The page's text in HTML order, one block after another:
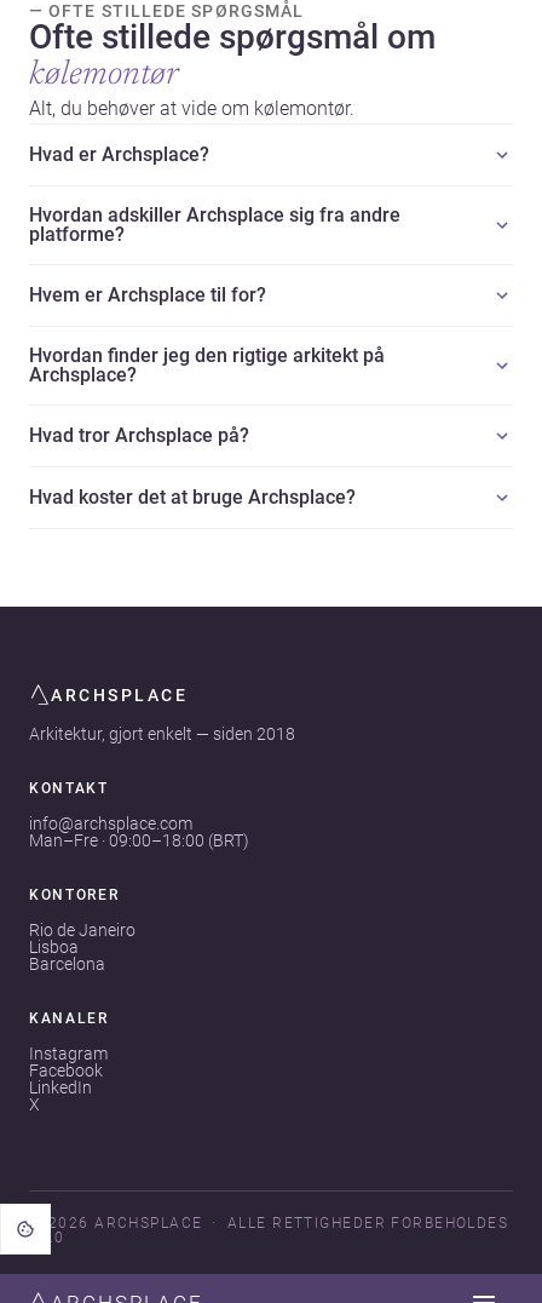
— OFTE STILLEDE SPØRGSMÅL
Ofte stillede spørgsmål om
kølemontør
Alt, du behøver at vide om kølemontør.
Hvad er Archsplace?
Hvordan adskiller Archsplace sig fra andre
platforme?
Hvem er Archsplace til for?
Hvordan finder jeg den rigtige arkitekt på
Archsplace?
Hvad tror Archsplace på?
Hvad koster det at bruge Archsplace?
ARCHSPLACE
Arkitektur, gjort enkelt — siden 2018
KONTAKT
info@archsplace.com
Man–Fre · 09:00–18:00 (BRT)
KONTORER
Rio de Janeiro
Lisboa
Barcelona
KANALER
Instagram
Facebook
LinkedIn
X
© 2026 ARCHSPLACE
ALLE RETTIGHEDER FORBEHOLDES
V3.0